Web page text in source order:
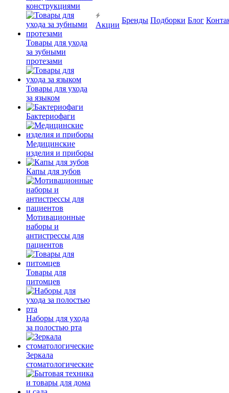
конструкциями
Товары для ухода
за зубными
протезами
Товары для ухода
за языком
Бактериофаги
Медицинские
изделия и приборы
Капы для зубов
Мотивационные
наборы и
антистрессы для
пациентов
Товары для
питомцев
Наборы для ухода
за полостью рта
Зеркала
стоматологические
Акции
Бренды Подборки Блог